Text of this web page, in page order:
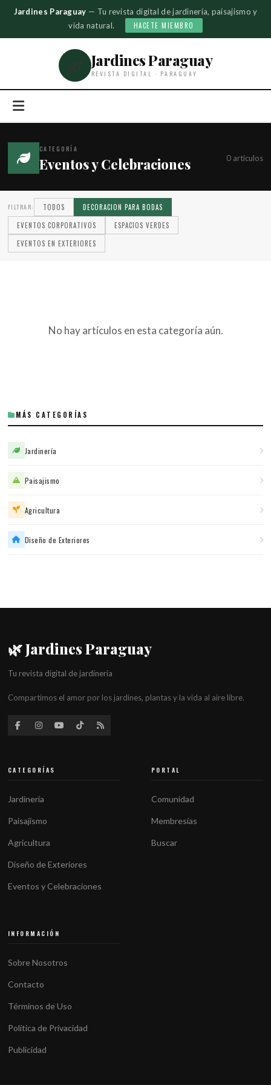
Jardines Paraguay — Tu revista digital de jardinería, paisajismo y
vida natural.
HACETE MIEMBRO
🌿 Jardines Paraguay
REVISTA DIGITAL · PARAGUAY
CATEGORÍA
Eventos y Celebraciones 0 artículos
FILTRAR: TODOS
DECORACION PARA BODAS
EVENTOS CORPORATIVOS
ESPACIOS VERDES
EVENTOS EN EXTERIORES
No hay artículos en esta categoría aún.
MÁS CATEGORÍAS
Jardinería
Paisajismo
Agricultura
Diseño de Exteriores
🌿 Jardines Paraguay
Tu revista digital de jardinería
Compartimos el amor por los jardines, plantas y la vida al aire libre.
CATEGORÍAS
Jardinería
Paisajismo
Agricultura
Diseño de Exteriores
Eventos y Celebraciones
PORTAL
Comunidad
Membresías
Buscar
INFORMACIÓN
Sobre Nosotros
Contacto
Términos de Uso
Política de Privacidad
Publicidad